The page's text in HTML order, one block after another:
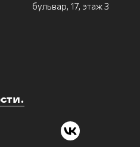
бульвар, 17, этаж 3